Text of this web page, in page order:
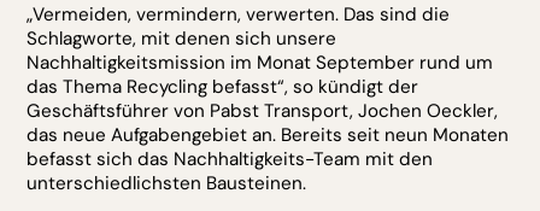
„Vermeiden, vermindern, verwerten. Das sind die
Schlagworte, mit denen sich unsere
Nachhaltigkeitsmission im Monat September rund um
das Thema Recycling befasst“, so kündigt der
Geschäftsführer von Pabst Transport, Jochen Oeckler,
das neue Aufgabengebiet an. Bereits seit neun Monaten
befasst sich das Nachhaltigkeits-Team mit den
unterschiedlichsten Bausteinen.